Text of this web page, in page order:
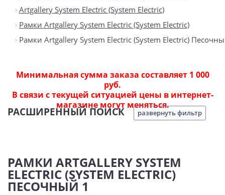
Artgallery System Electric (System Electric)
Рамки Artgallery System Electric (System Electric)
Рамки Artgallery System Electric (System Electric)
Минимальная сумма заказа составляет 1 000
руб.
В связи с текущей ситуацией цены в интернет-
магазине могут меняться.
РАСШИРЕННЫЙ ПОИСК развернуть фильтр
РАМКИ ARTGALLERY SYSTEM
ELECTRIC (SYSTEM ELECTRIC)
ПЕСОЧНЫЙ 1